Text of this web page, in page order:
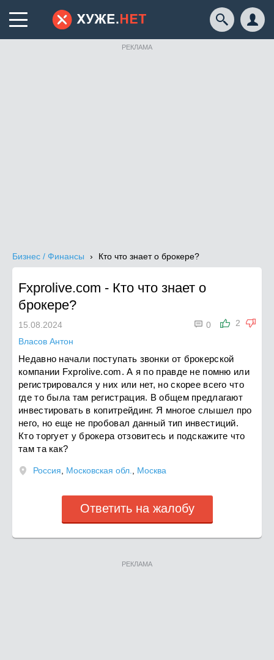
РЕКЛАМА
Бизнес / Финансы Кто что знает о брокере?
Fxprolive.com - Кто что знает о
брокере?
2
 0
15.08.2024
Власов Антон
Недавно начали поступать звонки от брокерской
компании Fxprolive.com. А я по правде не помню или
регистрировался у них или нет, но скорее всего что
где то была там регистрация. В общем предлагают
инвестировать в копитрейдинг. Я многое слышел про
него, но еще не пробовал данный тип инвестиций.
Кто торгует у брокера отзовитесь и подскажите что
там та как?
Россия Московская обл. Москва
Ответить на жалобу
РЕКЛАМА